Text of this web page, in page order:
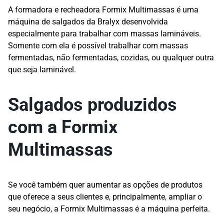
A formadora e recheadora Formix Multimassas é uma
máquina de salgados da Bralyx desenvolvida
especialmente para trabalhar com massas lamináveis.
Somente com ela é possível trabalhar com massas
fermentadas, não fermentadas, cozidas, ou qualquer outra
que seja laminável.
Salgados produzidos
com a Formix
Multimassas
Se você também quer aumentar as opções de produtos
que oferece a seus clientes e, principalmente, ampliar o
seu negócio, a Formix Multimassas é a máquina perfeita.